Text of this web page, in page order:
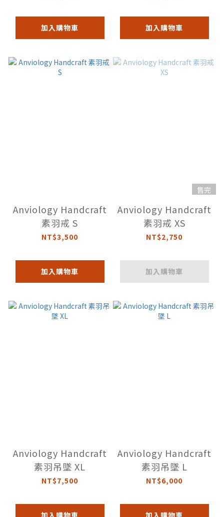
加入購物車 加入購物車
Anviology Handcraft
素羽戒 S
NT$3,500
加入購物車
售完
Anviology Handcraft
素羽戒 XS
NT$2,750
加入購物車
Anviology Handcraft
素羽吊墜 XL
NT$7,500
加入購物車
Anviology Handcraft
素羽吊墜 L
NT$6,000
加入購物車